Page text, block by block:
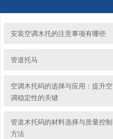
安装空调木托的注意事项有哪些
管道托马
空调木托码的选择与应用：提升空
调稳定性的关键
管道木托码的材料选择与质量控制
方法